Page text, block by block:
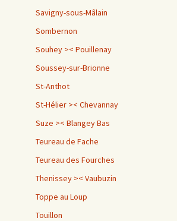
Savigny-sous-Mâlain
Sombernon
Souhey >< Pouillenay
Soussey-sur-Brionne
St-Anthot
St-Hélier >< Chevannay
Suze >< Blangey Bas
Teureau de Fache
Teureau des Fourches
Thenissey >< Vaubuzin
Toppe au Loup
Touillon